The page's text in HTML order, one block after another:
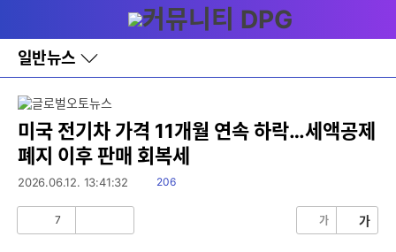
와
홈
일반뉴스
바
로
가
기
레
이
어
토
미국 전기차 가격 11개월 연속 하락…세액공제
폐지 이후 판매 회복세
2026.06.12. 13:41:32
읽
206
7 가 가